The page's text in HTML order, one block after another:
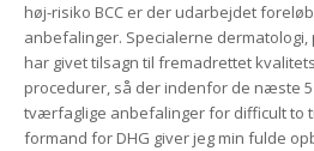
høj-risiko BCC er der udarbejdet
anbefalinger. Specialerne
har givet tilsagn til fremadrettet
procedurer, så der indenfor de næste
tværfaglige anbefalinger for difficult to
formand for DHG giver jeg min fulde